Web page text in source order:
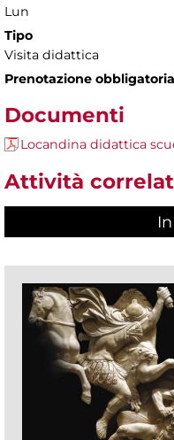
Lun
Tipo
Visita didattica
Prenotazione
Documenti
Locandina didattica
Attività